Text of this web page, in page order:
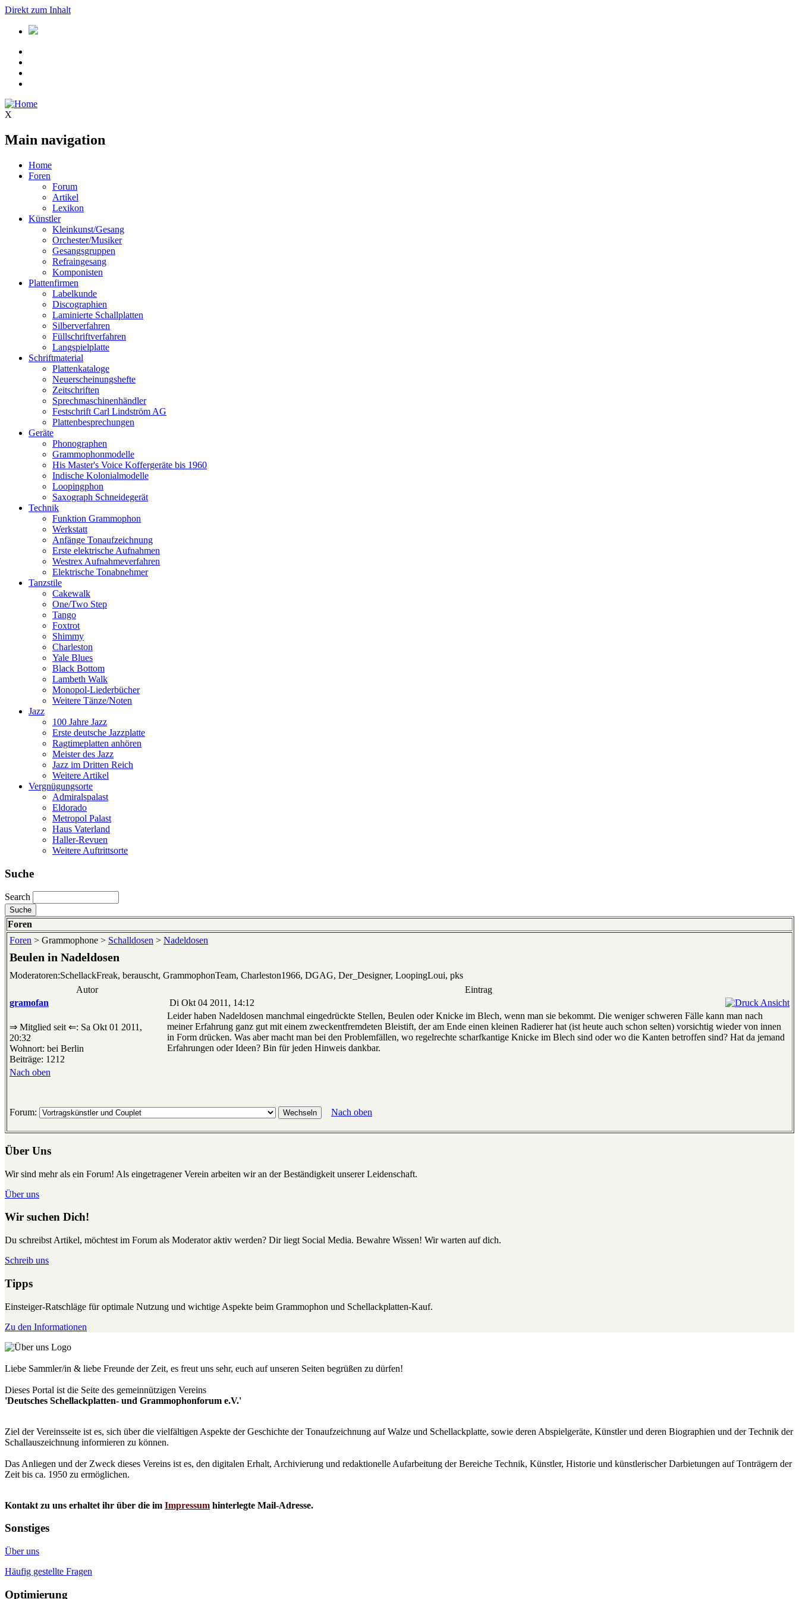
Direkt zum Inhalt
X
Main navigation
Home
Foren
Forum
Artikel
Lexikon
Künstler
Kleinkunst/Gesang
Orchester/Musiker
Gesangsgruppen
Refraingesang
Komponisten
Plattenfirmen
Labelkunde
Discographien
Laminierte Schallplatten
Silberverfahren
Füllschriftverfahren
Langspielplatte
Schriftmaterial
Plattenkataloge
Neuerscheinungshefte
Zeitschriften
Sprechmaschinenhändler
Festschrift Carl Lindström AG
Plattenbesprechungen
Geräte
Phonographen
Grammophonmodelle
His Master's Voice Koffergeräte bis 1960
Indische Kolonialmodelle
Loopingphon
Saxograph Schneidegerät
Technik
Funktion Grammophon
Werkstatt
Anfänge Tonaufzeichnung
Erste elektrische Aufnahmen
Westrex Aufnahmeverfahren
Elektrische Tonabnehmer
Tanzstile
Cakewalk
One/Two Step
Tango
Foxtrot
Shimmy
Charleston
Yale Blues
Black Bottom
Lambeth Walk
Monopol-Liederbücher
Weitere Tänze/Noten
Jazz
100 Jahre Jazz
Erste deutsche Jazzplatte
Ragtimeplatten anhören
Meister des Jazz
Jazz im Dritten Reich
Weitere Artikel
Vergnügungsorte
Admiralspalast
Eldorado
Metropol Palast
Haus Vaterland
Haller-Revuen
Weitere Auftrittsorte
Suche
Search
Foren
Foren > Grammophone > Schalldosen > Nadeldosen
Beulen in Nadeldosen
Moderatoren:SchellackFreak, berauscht, GrammophonTeam, Charleston1966, DGAG, Der_Designer, LoopingLoui, pks
Autor
Eintrag
gramofan
Di Okt 04 2011, 14:12
⇒ Mitglied seit ⇐: Sa Okt 01 2011,
20:32
Wohnort: bei Berlin
Beiträge: 1212
Leider haben Nadeldosen manchmal eingedrückte Stellen, Beulen oder Knicke im Blech, wenn man sie bekommt. Die weniger schweren Fälle kann man nach
meiner Erfahrung ganz gut mit einem zweckentfremdeten Bleistift, der am Ende einen kleinen Radierer hat (ist heute auch schon selten) vorsichtig wieder von innen
in Form drücken. Was aber macht man bei den Problemfällen, wo regelrechte scharfkantige Knicke im Blech sind oder wo die Kanten betroffen sind? Hat da jemand
Erfahrungen oder Ideen? Bin für jeden Hinweis dankbar.
Nach oben
Forum: Nach oben
Über Uns
Wir sind mehr als ein Forum! Als eingetragener Verein arbeiten wir an der Beständigkeit unserer Leidenschaft.
Über uns
Wir suchen Dich!
Du schreibst Artikel, möchtest im Forum als Moderator aktiv werden? Dir liegt Social Media. Bewahre Wissen! Wir warten auf dich.
Schreib uns
Tipps
Einsteiger-Ratschläge für optimale Nutzung und wichtige Aspekte beim Grammophon und Schellackplatten-Kauf.
Zu den Informationen
Liebe Sammler/in & liebe Freunde der Zeit, es freut uns sehr, euch auf unseren Seiten begrüßen zu dürfen!
Dieses Portal ist die Seite des gemeinnützigen Vereins
'Deutsches Schellackplatten- und Grammophonforum e.V.'
Ziel der Vereinsseite ist es, sich über die vielfältigen Aspekte der Geschichte der Tonaufzeichnung auf Walze und Schellackplatte, sowie deren Abspielgeräte, Künstler und deren Biographien und der Technik der
Schallauszeichnung informieren zu können.
Das Anliegen und der Zweck dieses Vereins ist es, den digitalen Erhalt, Archivierung und redaktionelle Aufarbeitung der Bereiche Technik, Künstler, Historie und künstlerischer Darbietungen auf Tonträgern der
Zeit bis ca. 1950 zu ermöglichen.
Kontakt zu uns erhaltet ihr über die im Impressum hinterlegte Mail-Adresse.
Sonstiges
Über uns
Häufig gestellte Fragen
Optimierung